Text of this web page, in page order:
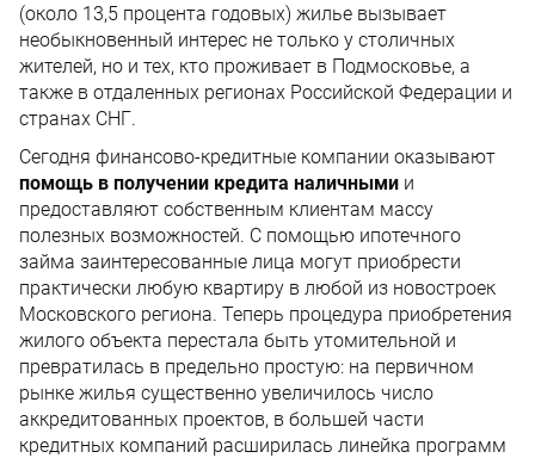
(около 13,5 процента годовых) жилье вызывает
необыкновенный интерес не только у столичных
жителей, но и тех, кто проживает в Подмосковье, а
также в отдаленных регионах Российской Федерации и
странах СНГ.
Сегодня финансово-кредитные компании оказывают
помощь в получении кредита наличными и
предоставляют собственным клиентам массу
полезных возможностей. С помощью ипотечного
займа заинтересованные лица могут приобрести
практически любую квартиру в любой из новостроек
Московского региона. Теперь процедура приобретения
жилого объекта перестала быть утомительной и
превратилась в предельно простую: на первичном
рынке жилья существенно увеличилось число
аккредитованных проектов, в большей части
кредитных компаний расширилась линейка программ